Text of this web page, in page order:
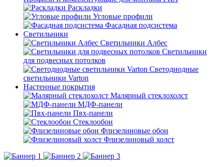
Раскладки
Угловые профили
Фасадная подсистема
Светильники
Светильники Албес
Светильники
для подвесных потолков
Светодиодные
светильники Varton
Настенные покрытия
Малярный стеклохолст
МДФ-панели
Пвх-панели
Стеклообои
Флизелиновые обои
Флизелиновый холст